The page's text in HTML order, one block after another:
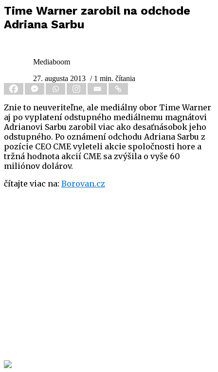
Time Warner zarobil na odchode
Adriana Sarbu
Mediaboom
27. augusta 2013 / 1 min. čítania
Znie to neuveriteľne, ale mediálny obor Time Warner
aj po vyplatení odstupného mediálnemu magnátovi
Adrianovi Sarbu zarobil viac ako desaťnásobok jeho
odstupného. Po oznámení odchodu Adriana Sarbu z
pozície CEO CME vyleteli akcie spoločnosti hore a
tržná hodnota akcií CME sa zvýšila o vyše 60
miliónov dolárov.
čítajte viac na: Borovan.cz